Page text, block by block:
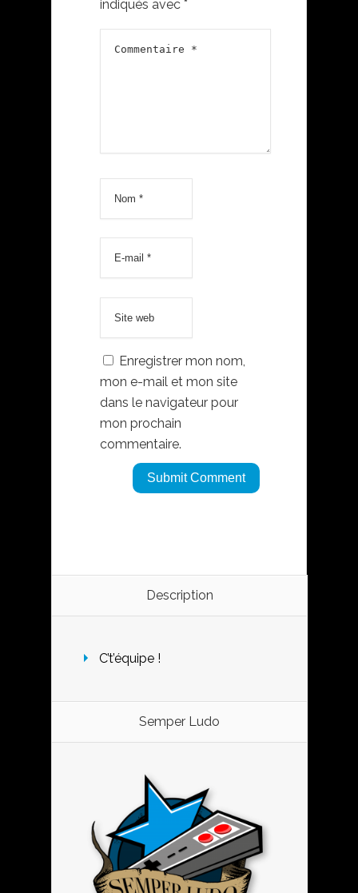
indiqués avec *
Enregistrer mon nom,
mon e-mail et mon site
dans le navigateur pour
mon prochain
commentaire.
Description
C’t’équipe !
Semper Ludo